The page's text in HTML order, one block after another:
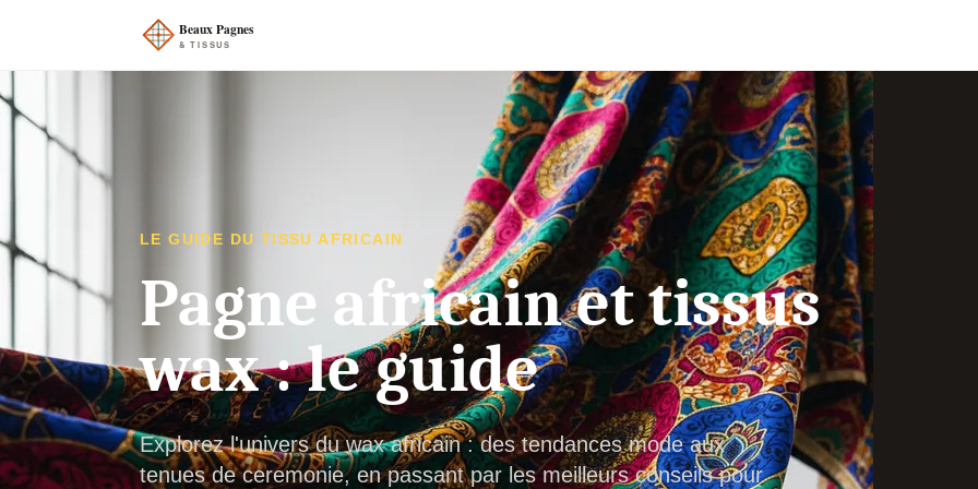
LE GUIDE DU TISSU AFRICAIN
Pagne africain et tissus
wax : le guide
Explorez l'univers du wax africain : des tendances mode aux
tenues de ceremonie, en passant par les meilleurs conseils pour